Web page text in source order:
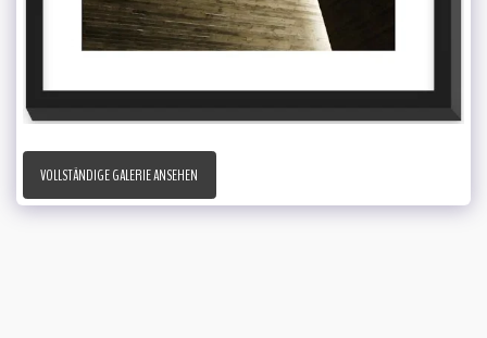
VOLLSTÄNDIGE GALERIE ANSEHEN